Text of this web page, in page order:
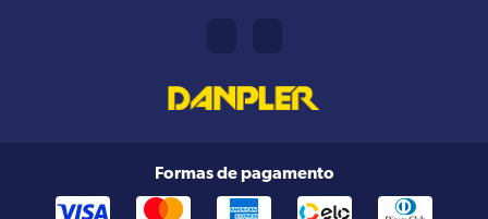
Formas de pagamento